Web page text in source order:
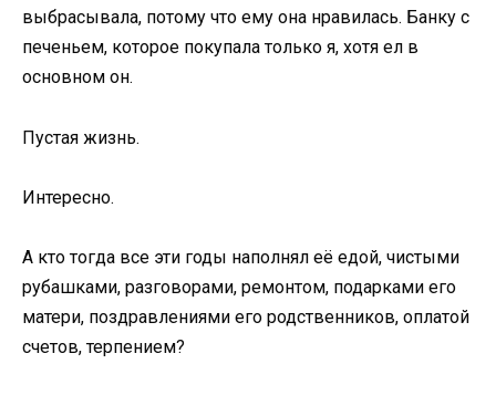
выбрасывала, потому что ему она нравилась. Банку с
печеньем, которое покупала только я, хотя ел в
основном он.
Пустая жизнь.
Интересно.
А кто тогда все эти годы наполнял её едой, чистыми
рубашками, разговорами, ремонтом, подарками его
матери, поздравлениями его родственников, оплатой
счетов, терпением?